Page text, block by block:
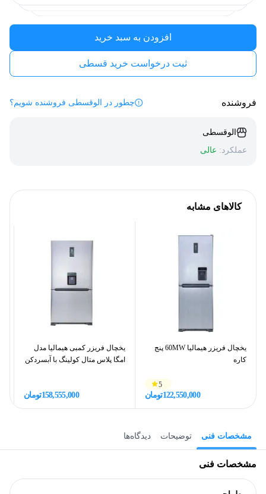
افزودن به سبد خرید
ثبت درخواست خرید قسطی
فروشنده چطور در الوقسطی فروشنده شویم؟
الوقسطی
عملکرد: عالی
کالاهای مشابه
یخچال فریزر هیمالیا 60MW پنج
کاره
5
122,550,000تومان
یخچال فریزر کمبی هیمالیا مدل
امگا پلاس متال کولینگ با آبسردکن
158,555,000تومان
مشخصات فنی توضیحات دیدگاه‌ها
مشخصات فنی